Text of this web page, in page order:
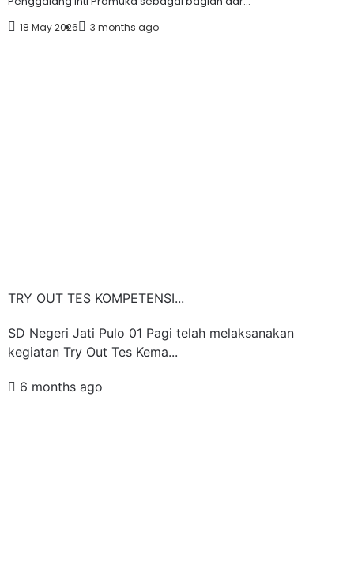
18 May 2026 3 months ago
TRY OUT TES KOMPETENSI...
SD Negeri Jati Pulo 01 Pagi telah melaksanakan
kegiatan Try Out Tes Kema...
6 months ago